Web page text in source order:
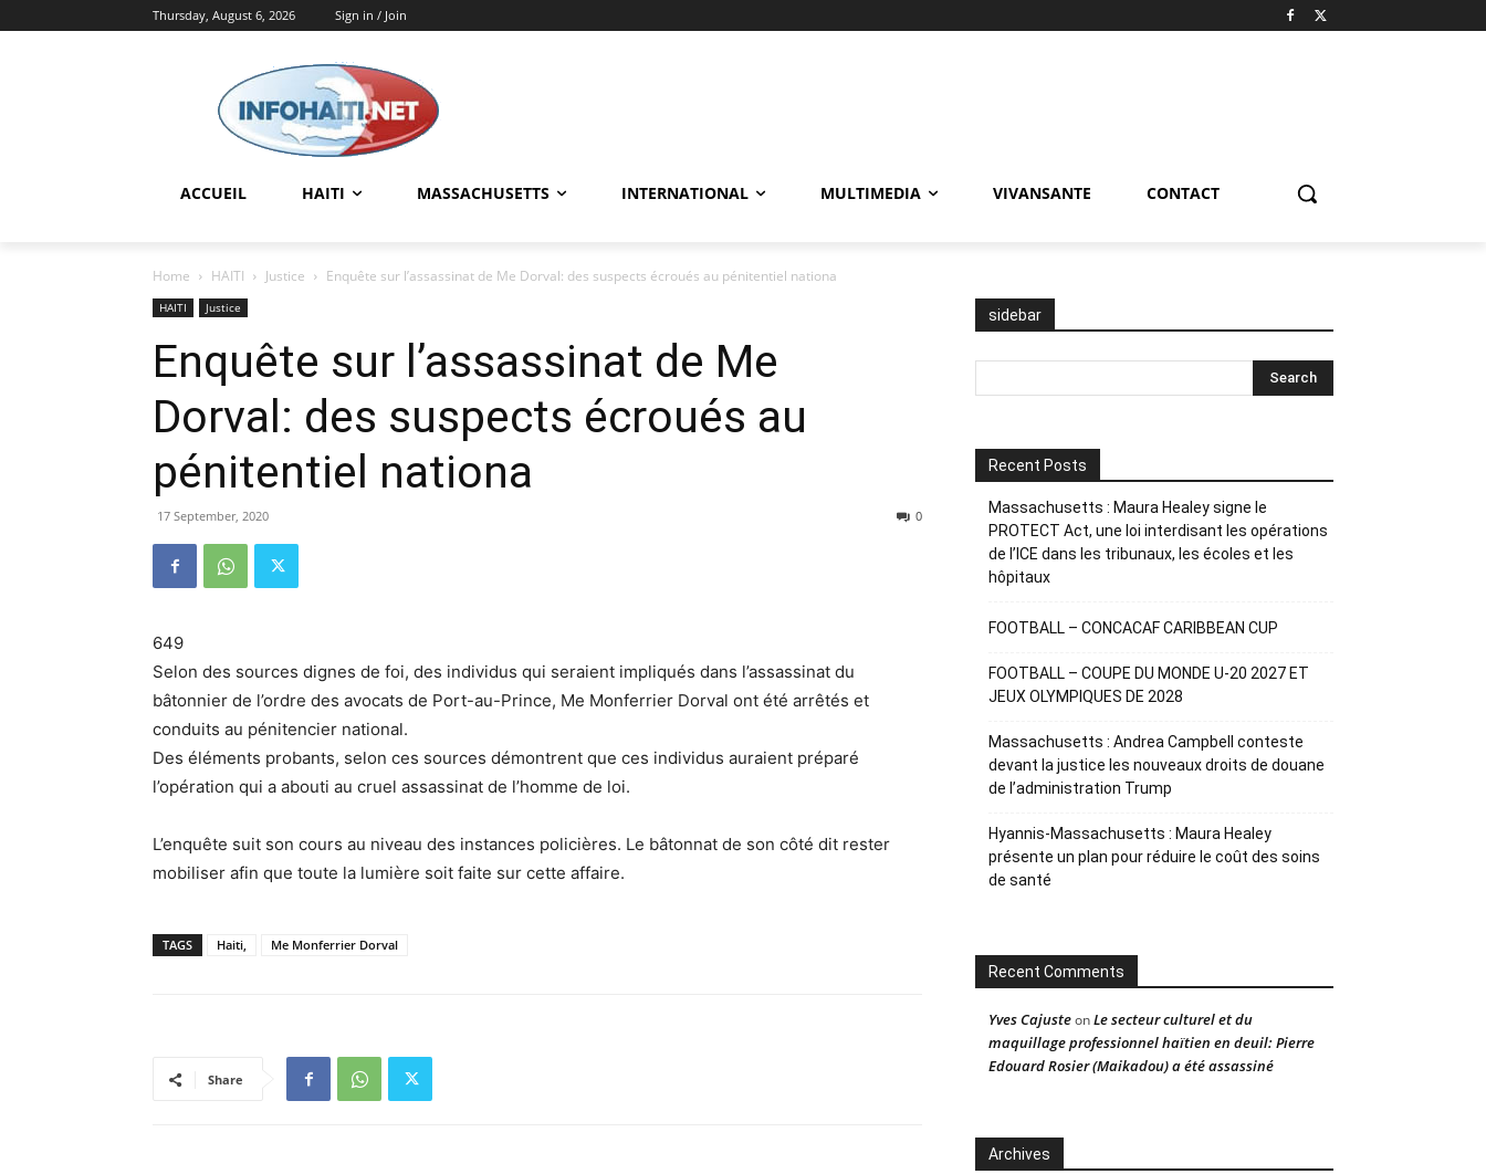
Thursday, August 6, 2026 Sign in / Join
ACCUEIL HAITI MASSACHUSETTS INTERNATIONAL MULTIMEDIA VIVANSANTE CONTACT
Home HAITI Justice Enquête sur l’assassinat de Me Dorval: des suspects écroués au pénitentiel nationa
HAITI Justice
Enquête sur l’assassinat de Me
Dorval: des suspects écroués au
pénitentiel nationa
17 September, 2020 0
649
Selon des sources dignes de foi, des individus qui seraient impliqués dans l’assassinat du
bâtonnier de l’ordre des avocats de Port-au-Prince, Me Monferrier Dorval ont été arrêtés et
conduits au pénitencier national.
Des éléments probants, selon ces sources démontrent que ces individus auraient préparé
l’opération qui a abouti au cruel assassinat de l’homme de loi.
L’enquête suit son cours au niveau des instances policières. Le bâtonnat de son côté dit rester
mobiliser afin que toute la lumière soit faite sur cette affaire.
TAGS Haiti, Me Monferrier Dorval
Share
sidebar
Recent Posts
Massachusetts : Maura Healey signe le
PROTECT Act, une loi interdisant les opérations
de l’ICE dans les tribunaux, les écoles et les
hôpitaux
FOOTBALL – CONCACAF CARIBBEAN CUP
FOOTBALL – COUPE DU MONDE U-20 2027 ET
JEUX OLYMPIQUES DE 2028
Massachusetts : Andrea Campbell conteste
devant la justice les nouveaux droits de douane
de l’administration Trump
Hyannis-Massachusetts : Maura Healey
présente un plan pour réduire le coût des soins
de santé
Recent Comments
Yves CajusteonLe secteur culturel et du
maquillage professionnel haïtien en deuil: Pierre
Edouard Rosier (Maikadou) a été assassiné
Archives